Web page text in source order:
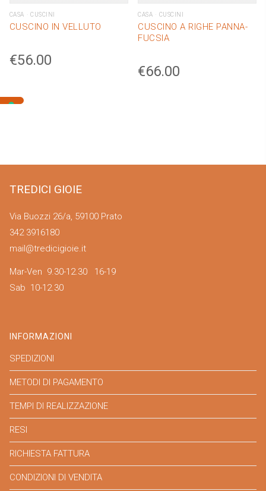
CASA CUSCINI
CUSCINO IN VELLUTO
€56.00
CASA CUSCINI
CUSCINO A RIGHE PANNA-
FUCSIA
€66.00
TREDICI GIOIE
Via Buozzi 26/a, 59100 Prato
342 3916180
mail@tredicigioie.it
Mar-Ven 9.30-12.30 16-19
Sab 10-12.30
INFORMAZIONI
SPEDIZIONI
METODI DI PAGAMENTO
TEMPI DI REALIZZAZIONE
RESI
RICHIESTA FATTURA
CONDIZIONI DI VENDITA